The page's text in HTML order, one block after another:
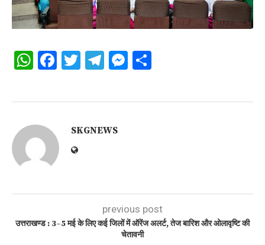
WhatsApp
Facebook
Twitter
Telegram
Messenger
SKGNEWS
previous post
उत्तराखण्ड : 3–5 मई के लिए कई जिलों में ऑरेंज अलर्ट, तेज बारिश और ओलावृष्टि की
चेतावनी